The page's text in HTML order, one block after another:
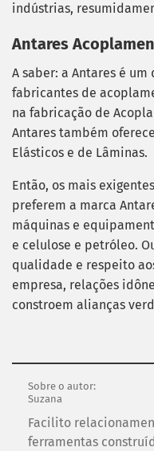
indústrias,
Antares
A saber: a Antares é
fabricantes de
na fabricação de
Antares também
Elásticos e de Lâminas.
Então, os mais
preferem a marca
máquinas e
e celulose e petróleo.
qualidade e respeito
empresa, relações
constroem alianças
Sobre o autor:
Suzana
Facilito
ferramentas